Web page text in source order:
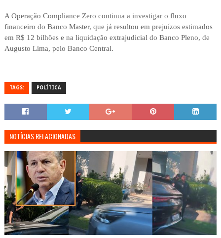
A Operação Compliance Zero continua a investigar o fluxo
financeiro do Banco Master, que já resultou em prejuízos estimados
em R$ 12 bilhões e na liquidação extrajudicial do Banco Pleno, de
Augusto Lima, pelo Banco Central.
TAGS: POLÍTICA
NOTÍCIAS RELACIONADAS